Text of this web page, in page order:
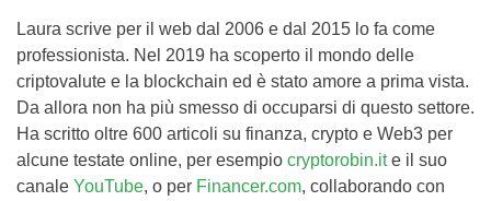
Laura scrive per il web dal 2006 e dal 2015 lo fa come
professionista. Nel 2019 ha scoperto il mondo delle
criptovalute e la blockchain ed è stato amore a prima vista.
Da allora non ha più smesso di occuparsi di questo settore.
Ha scritto oltre 600 articoli su finanza, crypto e Web3 per
alcune testate online, per esempio cryptorobin.it e il suo
canale YouTube, o per Financer.com, collaborando con